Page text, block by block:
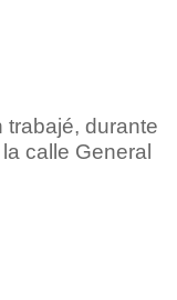
trabajé, durante
calle General